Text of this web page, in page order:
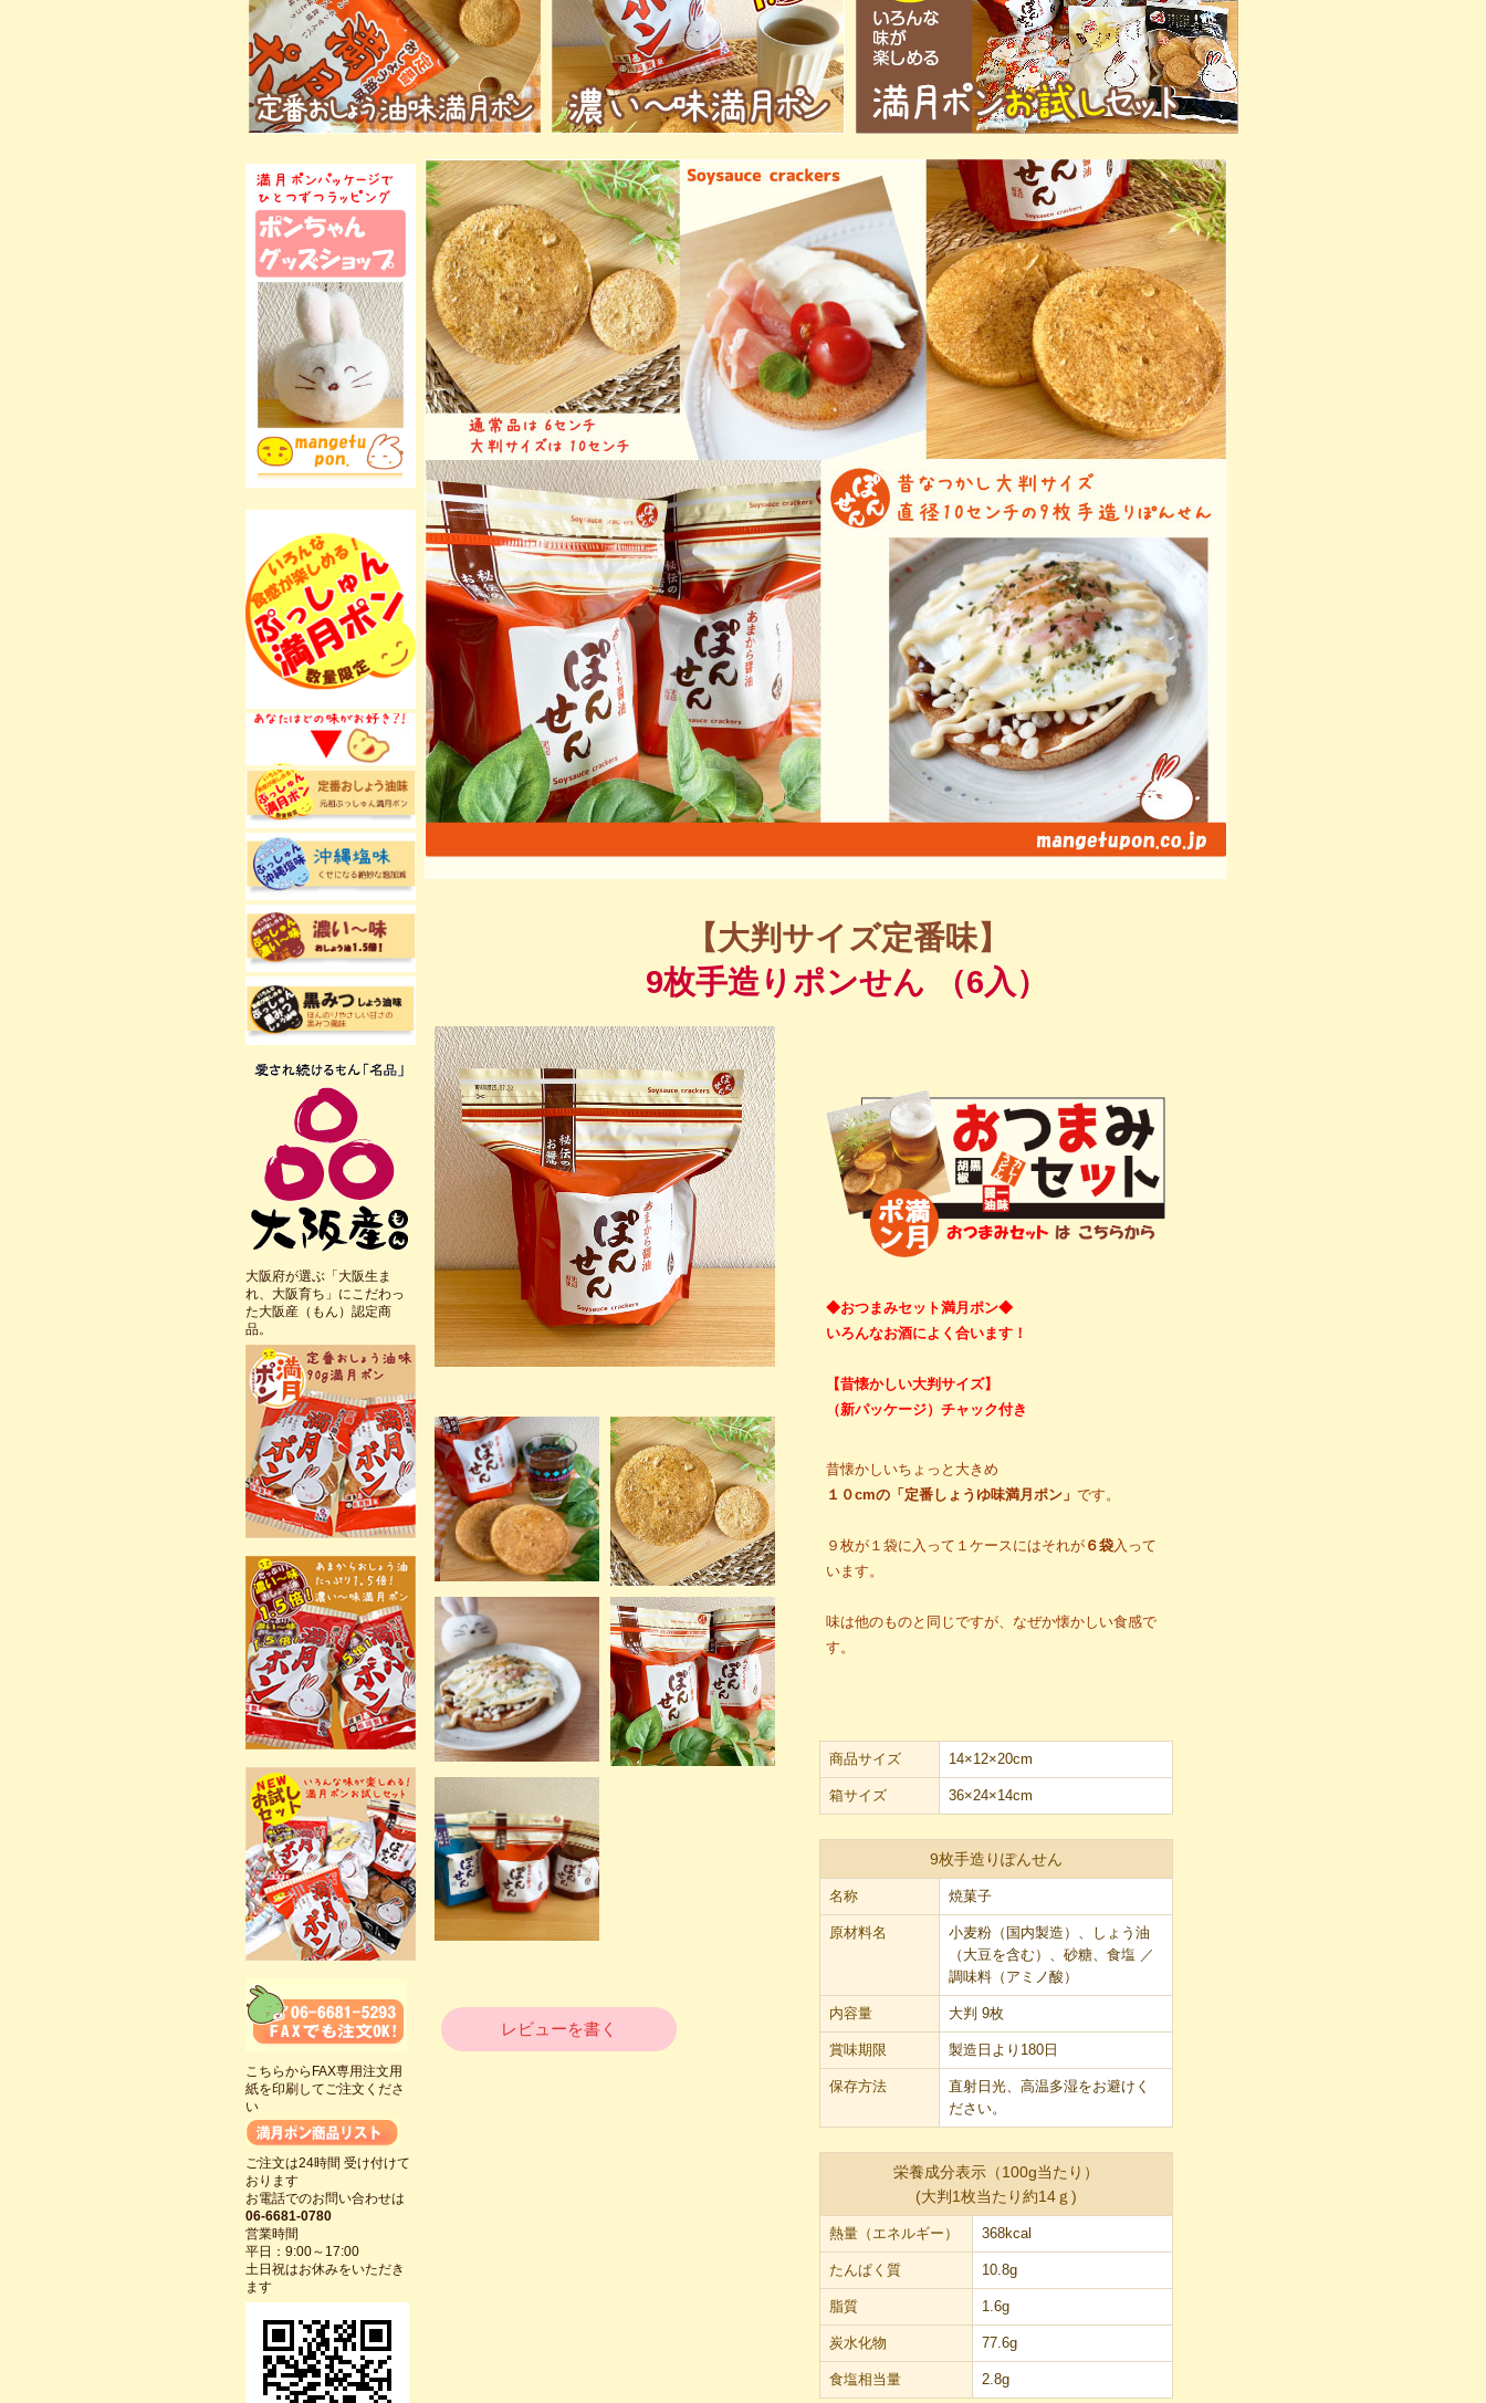
大阪府が選ぶ「大阪生ま
れ、大阪育ち」にこだわっ
た大阪産（もん）認定商
品。
こちらからFAX専用注文用
紙を印刷してご注文くださ
い
ご注文は24時間 受け付けて
おります
お電話でのお問い合わせは
06-6681-0780
営業時間
平日：9:00～17:00
土日祝はお休みをいただき
ます
【大判サイズ定番味】
9枚手造りポンせん （6入）
◆おつまみセット満月ポン◆
いろんなお酒によく合います！
【昔懐かしい大判サイズ】
（新パッケージ）チャック付き
昔懐かしいちょっと大きめ
１０cmの「定番しょうゆ味満月ポン」です。
９枚が１袋に入って１ケースにはそれが ６袋 入って
います。
味は他のものと同じですが、なぜか懐かしい食感で
す。
商品サイズ 14×12×20cm
箱サイズ 36×24×14cm
9枚手造りぽんせん
名称 焼菓子
原材料名
小麦粉（国内製造）、しょう油
（大豆を含む）、砂糖、食塩 ／
調味料（アミノ酸）
内容量 大判 9枚
賞味期限 製造日より180日
保存方法
直射日光、高温多湿をお避けく
ださい。
栄養成分表示（100g当たり）
(大判1枚当たり約14ｇ)
熱量（エネルギー） 368kcal
たんぱく質 10.8g
脂質 1.6g
炭水化物 77.6g
食塩相当量 2.8g
レビューを書く